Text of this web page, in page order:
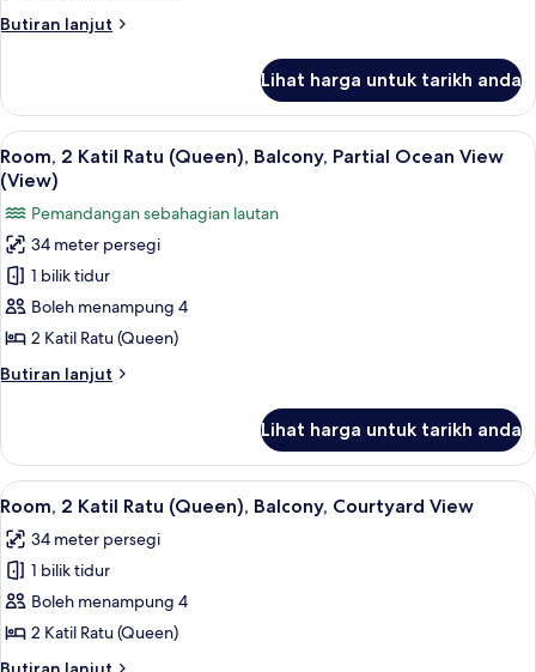
(Queen),
Butiran lanjut
Butiran
2
Katil
Ratu
(Queen),
Balcony
(View)
Lihat harga untuk tarikh anda
Lihat
semua
foto
untuk
Room,
2
Katil
Ratu
(Queen),
Balcony,
Ocean
View
(View)
Peralatan tempat tidur premium,
5
Room, 2 Katil Ratu (Queen), Balcony, Partial Ocean View
(View)
Pemandangan sebahagian lautan
34 meter persegi
1 bilik tidur
Boleh menampung 4
2 Katil Ratu (Queen)
Butiran lanjut
Butiran
2
Katil
Ratu
Balcony,
Partial
View
(View)
Lihat harga untuk tarikh anda
Lihat
semua
foto
untuk
Room,
2
Katil
Peralatan tempat tidur premium,
5
Room, 2 Katil Ratu (Queen), Balcony, Courtyard View
34 meter persegi
1 bilik tidur
Boleh menampung 4
2 Katil Ratu (Queen)
Butiran